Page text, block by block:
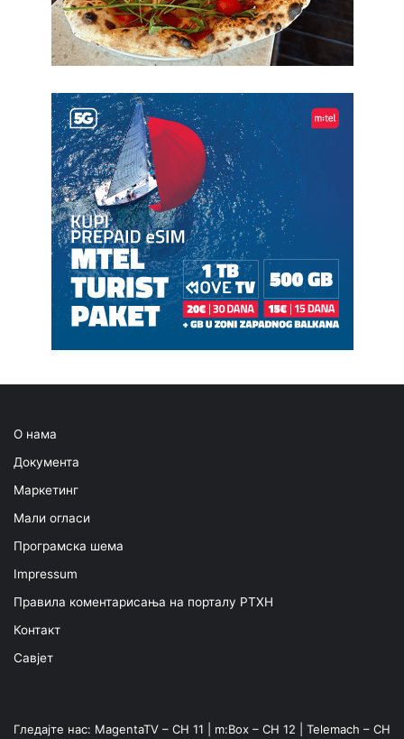
О нама
Документа
Маркетинг
Мали огласи
Програмска шема
Impressum
Правила коментарисања на порталу РТХН
Контакт
Савјет
Гледајте нас: MagentaTV – CH 11 | m:Box – CH 12 | Telemach – CH